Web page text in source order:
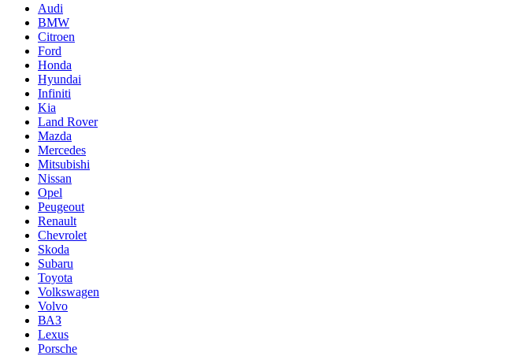
Audi
BMW
Citroen
Ford
Honda
Hyundai
Infiniti
Kia
Land Rover
Mazda
Mercedes
Mitsubishi
Nissan
Opel
Peugeout
Renault
Chevrolet
Skoda
Subaru
Toyota
Volkswagen
Volvo
ВАЗ
Lexus
Porsche